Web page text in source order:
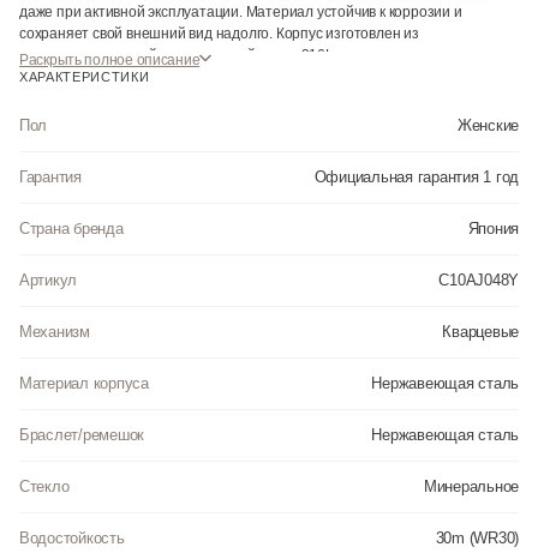
даже при активной эксплуатации. Материал устойчив к коррозии и
сохраняет свой внешний вид надолго. Корпус изготовлен из
высококачественной нержавеющей стали 316L с высокими
антикоррозийными свойствами. Прочное, устойчивое к царапинам
водонепроницаемыми до 3 Бар. Цвет корпуса: Желтое золото. Цвет
Раскрыть полное описание
ХАРАКТЕРИСТИКИ
Пол Женские
Гарантия Официальная гарантия 1 год
Страна бренда Япония
Артикул C10AJ048Y
Механизм Кварцевые
Материал корпуса Нержавеющая сталь
Браслет/ремешок Нержавеющая сталь
Стекло Минеральное
Водостойкость 30m (WR30)